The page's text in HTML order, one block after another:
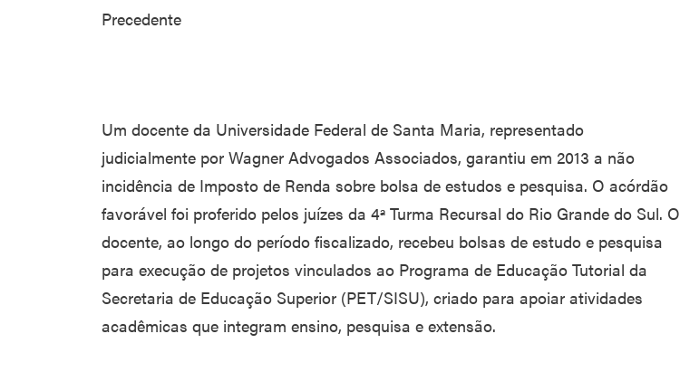
Precedente
Um docente da Universidade Federal de Santa Maria, representado
judicialmente por Wagner Advogados Associados, garantiu em 2013 a não
incidência de Imposto de Renda sobre bolsa de estudos e pesquisa. O acórdão
favorável foi proferido pelos juízes da 4ª Turma Recursal do Rio Grande do Sul. O
docente, ao longo do período fiscalizado, recebeu bolsas de estudo e pesquisa
para execução de projetos vinculados ao Programa de Educação Tutorial da
Secretaria de Educação Superior (PET/SISU), criado para apoiar atividades
acadêmicas que integram ensino, pesquisa e extensão.